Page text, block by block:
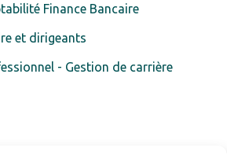
Finance Bancaire
et dirigeants
- Gestion de carrière